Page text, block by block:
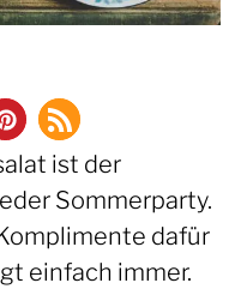
ist der
Sommerparty.
dafür
einfach immer.